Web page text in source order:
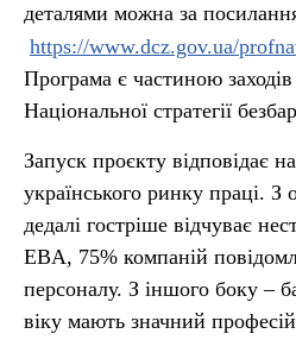
деталями можна за
https://www.dcz.gov.ua/
Програма є частиною заходів
Національної стратегії
Запуск проєкту відповідає
українського ринку праці. З
дедалі гостріше відчуває
EBA, 75% компаній
персоналу. З іншого боку –
віку мають значний